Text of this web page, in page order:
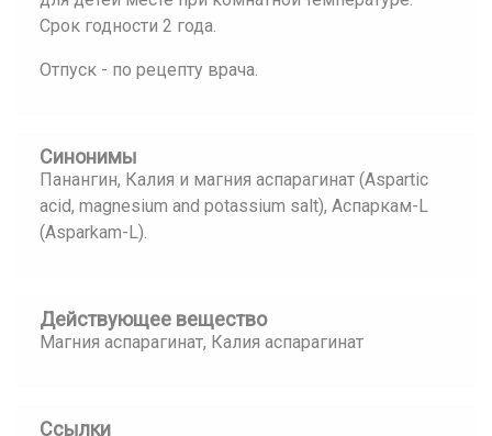
Срок годности 2 года.
Отпуск - по рецепту врача.
Синонимы
Панангин, Калия и магния аспарагинат (Aspartic
acid, magnesium and potassium salt), Аспаркам-L
(Asparkam-L).
Действующее вещество
Магния аспарагинат, Калия аспарагинат
Ссылки